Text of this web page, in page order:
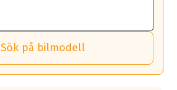
pengar.
circle diameter / Bultmönster.
mutter är av storlek (17mm hylsa
ditt registreringsnummer kan vi matcha
passar till 100%
i hjulet och skickar signaler om lufttryck
din instrumentpanel.
att ha koll på att dina däck håller rätt
tryck i något däck varnar TPMS dig
Sök på bilmodell